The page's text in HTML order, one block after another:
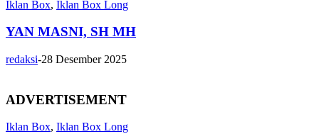
Iklan Box, Iklan Box Long
YAN MASNI, SH MH
redaksi-28 Desember 2025
ADVERTISEMENT
Iklan Box, Iklan Box Long